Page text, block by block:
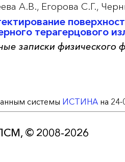
А.В., Егорова С.Г.,
терагерцового
записки физического
системы ИСТИНА на
© 2008-2026